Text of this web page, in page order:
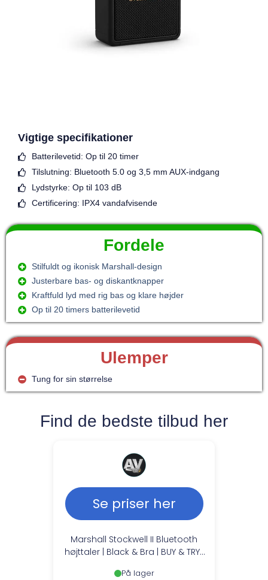
Vigtige specifikationer
Batterilevetid: Op til 20 timer
Tilslutning: Bluetooth 5.0 og 3,5 mm AUX-indgang
Lydstyrke: Op til 103 dB
Certificering: IPX4 vandafvisende
Fordele
Stilfuldt og ikonisk Marshall-design
Justerbare bas- og diskantknapper
Kraftfuld lyd med rig bas og klare højder
Op til 20 timers batterilevetid
Ulemper
Tung for sin størrelse
Find de bedste tilbud her
Se priser her
Marshall Stockwell II Bluetooth
højttaler | Black & Bra | BUY & TRY |
På lager